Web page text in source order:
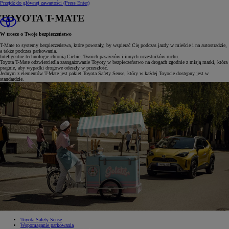
Przejdź do głównej zawartości (Press Enter)
TOYOTA T-MATE
W trosce o Twoje bezpieczeństwo
T-Mate to systemy bezpieczeństwa, które powstały, by wspierać Cię podczas jazdy w mieście i na autostradzie,
a także podczas parkowania.
Inteligentne technologie chronią Ciebie, Twoich pasażerów i innych uczestników ruchu.
Toyota T-Mate odzwierciedla zaangażowanie Toyoty w bezpieczeństwo na drogach zgodnie z misją marki, która
pragnie, aby wypadki drogowe odeszły w przeszłość.
Jednym z elementów T-Mate jest pakiet Toyota Safety Sense, który w każdej Toyocie dostępny jest w
standardzie.
Toyota Safety Sense
Wspomaganie parkowania